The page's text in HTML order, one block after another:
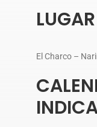
El Charco –